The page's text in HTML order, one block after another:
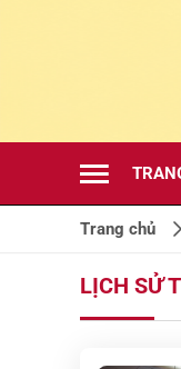
Trang chủ
LỊCH SỬ